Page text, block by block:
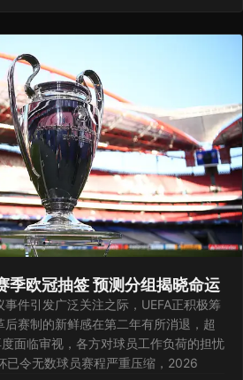
欧冠抽签 预测分组揭晓命运
事件引发广泛关注之际，UEFA正积极筹
赛制的新鲜感在第二年有所消退，超
面临审视，各方对球员工作负荷的担忧
已令无数球员赛程严重压缩，2026